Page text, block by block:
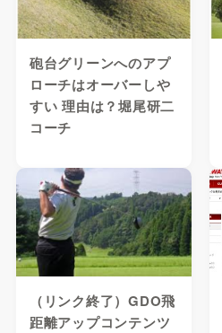
砲台グリーンへのアプ
ローチはオーバーしや
すい 理由は？堀尾研二
コーチ
（リンク終了）GDO飛
距離アップコンテンツ